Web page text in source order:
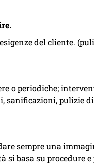
del cliente.
o periodiche;
sanificazioni, pulizie
sempre una
si basa su procedure